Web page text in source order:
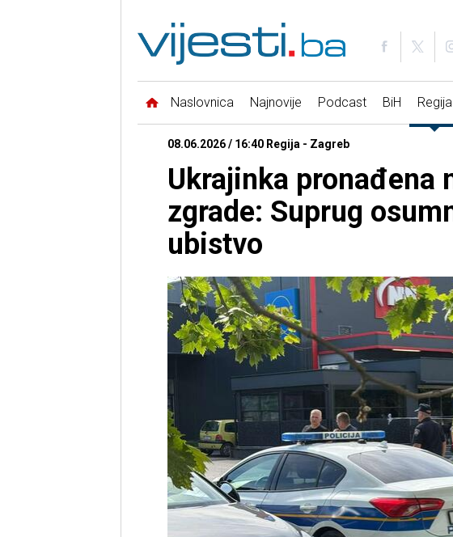
Naslovnica Najnovije Podcast BiH Regija
08.06.2026 / 16:40 Regija - Zagreb
Ukrajinka pronađena
zgrade: Suprug
ubistvo